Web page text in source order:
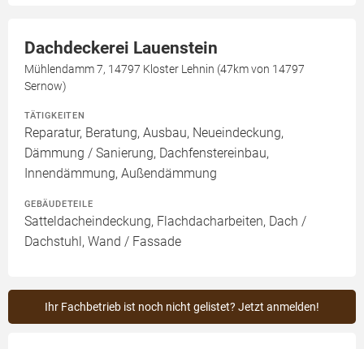
Dachdeckerei Lauenstein
Mühlendamm 7, 14797 Kloster Lehnin (47km von 14797
Sernow)
TÄTIGKEITEN
Reparatur, Beratung, Ausbau, Neueindeckung,
Dämmung / Sanierung, Dachfenstereinbau,
Innendämmung, Außendämmung
GEBÄUDETEILE
Satteldacheindeckung, Flachdacharbeiten, Dach /
Dachstuhl, Wand / Fassade
Ihr Fachbetrieb ist noch nicht gelistet? Jetzt anmelden!